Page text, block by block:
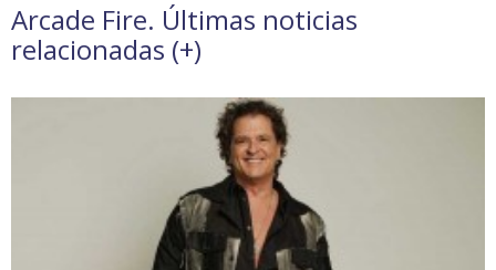
Arcade Fire. Últimas noticias
relacionadas (+)